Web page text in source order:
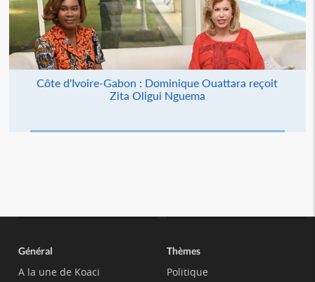
Côte d'Ivoire-Gabon : Dominique Ouattara reçoit
Zita Oligui Nguema
Général
A la une de Koaci
Thèmes
Politique